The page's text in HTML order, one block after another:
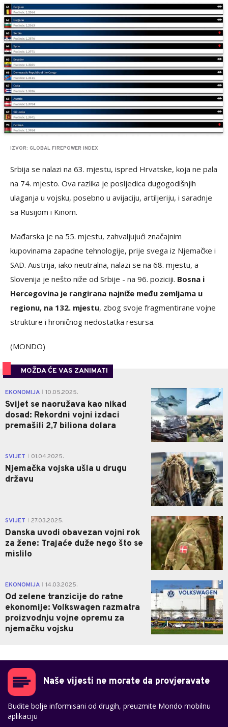
IZVOR: GLOBAL FIREPOWER INDEX
Srbija se nalazi na 63. mjestu, ispred Hrvatske, koja ne pala
na 74. mjesto. Ova razlika je posljedica dugogodišnjih
ulaganja u vojsku, posebno u avijaciju, artiljeriju, i saradnje
sa Rusijom i Kinom.
Mađarska je na 55. mjestu, zahvaljujući značajnim
kupovinama zapadne tehnologije, prije svega iz Njemačke i
SAD. Austrija, iako neutralna, nalazi se na 68. mjestu, a
Slovenija je nešto niže od Srbije - na 96. poziciji. Bosna i
Hercegovina je rangirana najniže među zemljama u
regionu, na 132. mjestu, zbog svoje fragmentirane vojne
strukture i hroničnog nedostatka resursa.
(MONDO)
MOŽDA ĆE VAS ZANIMATI
EKONOMIJA 10.05.2025.
Svijet se naoružava kao nikad
dosad: Rekordni vojni izdaci
premašili 2,7 biliona dolara
0
SVIJET 01.04.2025.
Njemačka vojska ušla u drugu
državu
SVIJET 27.03.2025.
Danska uvodi obavezan vojni rok
za žene: Trajaće duže nego što se
mislilo
0
EKONOMIJA 14.03.2025.
Od zelene tranzicije do ratne
ekonomije: Volkswagen razmatra
proizvodnju vojne opremu za
njemačku vojsku
0
Naše vijesti ne morate da provjeravate
Budite bolje informisani od drugih, preuzmite Mondo mobilnu
aplikaciju